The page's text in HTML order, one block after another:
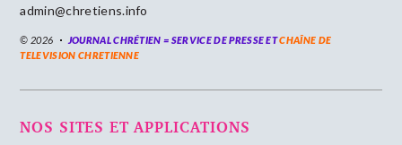
admin@chretiens.info
© 2026 JOURNAL CHRÉTIEN = SERVICE DE PRESSE ETCHAÎNE DE
TELEVISION CHRETIENNE
NOS SITES ET APPLICATIONS